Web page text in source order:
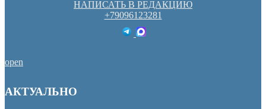
НАПИСАТЬ В РЕДАКЦИЮ
+79096123281
open
АКТУАЛЬНО